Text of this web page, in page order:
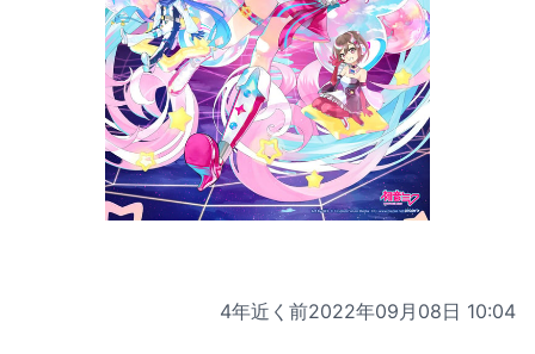
4年近く前2022年09月08日 10:04